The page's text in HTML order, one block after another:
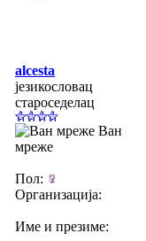
alcesta
језикословац
староседелац
Ван
мреже
Пол:
Организација:
Име и презиме: